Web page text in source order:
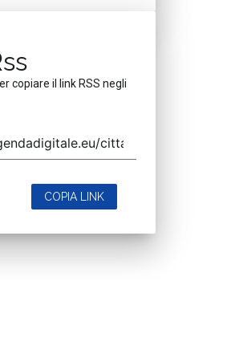
copiare il link RSS negli
COPIA LINK